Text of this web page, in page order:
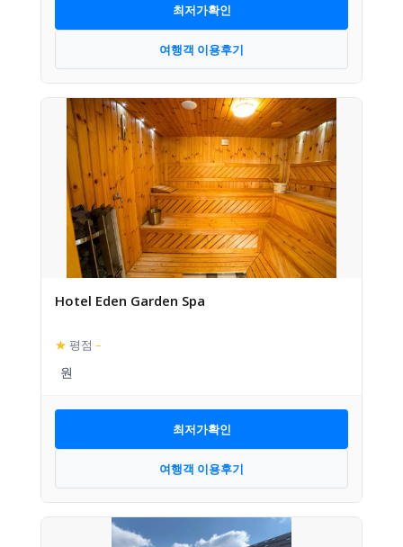
최저가확인
여행객 이용후기
Hotel Eden Garden Spa
★ 평점 –
최저가확인
여행객 이용후기